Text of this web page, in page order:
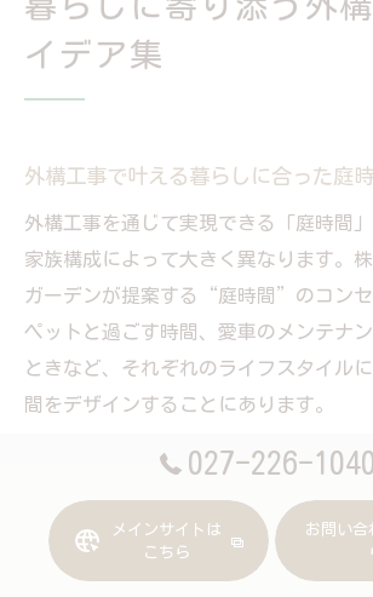
イデア集
外構工事で叶える暮らしに合った庭
外構工事を通じて実現できる「庭時間
家族構成によって大きく異なります。
ガーデンが提案する“庭時間”のコン
ペットと過ごす時間、愛車のメンテナン
ときなど、それぞれのライフスタイル
間をデザインすることにあります。
群馬県前橋市は、寒暖差の大きい気候
ッキやテラスの設計、防風フェンスや
快適に過ごせる工夫が重要です。家族
027-226-1040
メインサイトは
こちら
お問い合